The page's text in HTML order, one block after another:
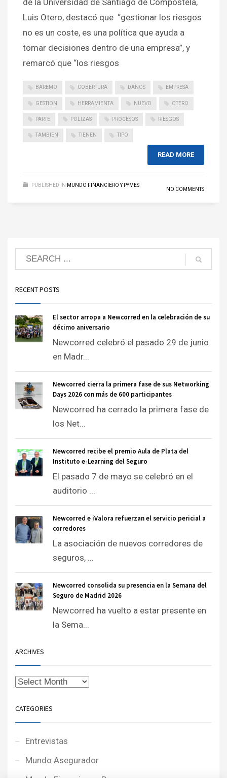
de la Universidad de Santiago de Compostela,
Luis Otero, destacó que “gestionar los riesgos
no es un coste, es una política que ayuda a
tomar decisiones dentro de una empresa”, y
remarcó que “los riesgos
BAREMO COBERTURA DANOS EMPRESA
GESTION HERRAMIENTA NUEVO OTERO
PARTE POLIZAS PROCESOS RIESGOS
TAMBIEN TIENEN TIPO
READ MORE
PUBLISHED IN MUNDO FINANCIERO Y PYMES
NO COMMENTS
RECENT POSTS
El sector arropa a Newcorred en la celebración de su
décimo aniversario
Newcorred celebró el pasado 29 de junio
en Madr...
Newcorred cierra la primera fase de sus Networking
Days 2026 con más de 600 participantes
Newcorred ha cerrado la primera fase de
los Net...
Newcorred recibe el premio Aula de Plata del
Instituto e-Learning del Seguro
El pasado 7 de mayo se celebró en el
auditorio ...
Newcorred e iValora refuerzan el servicio pericial a
corredores
La asociación de nuevos corredores de
seguros, ...
Newcorred consolida su presencia en la Semana del
Seguro de Madrid 2026
Newcorred ha vuelto a estar presente en
la Sema...
ARCHIVES
CATEGORIES
Entrevistas
Mundo Asegurador